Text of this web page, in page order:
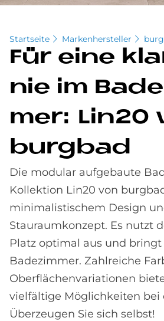
Startseite Markenhersteller
Für eine
nie im
mer: Lin20
burg­bad
Die modular aufgebaute
Kollektion Lin20 von
minimalistischem Design
Stauraumkonzept. Es nutzt
Platz optimal aus und bringt
Badezimmer. Zahlreiche
Oberflächenvariationen
vielfältige Möglichkeiten bei
Überzeugen Sie sich selbst!